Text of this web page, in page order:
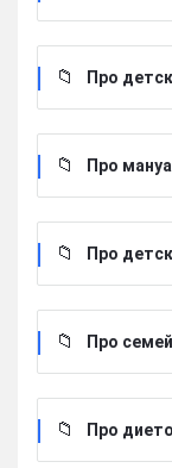
Про
Про
Про
Про
Про